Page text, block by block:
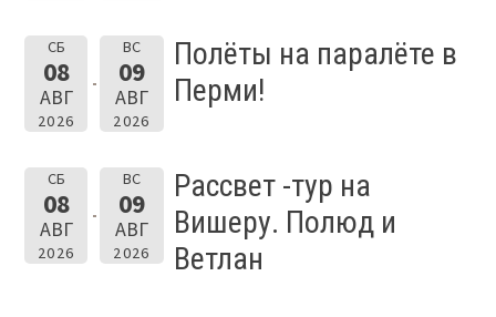
СБ
08
АВГ
2026
ВС
09
АВГ
2026
Полёты на паралёте в
Перми!
СБ
08
АВГ
2026
ВС
09
АВГ
2026
Рассвет -тур на
Вишеру. Полюд и
Ветлан